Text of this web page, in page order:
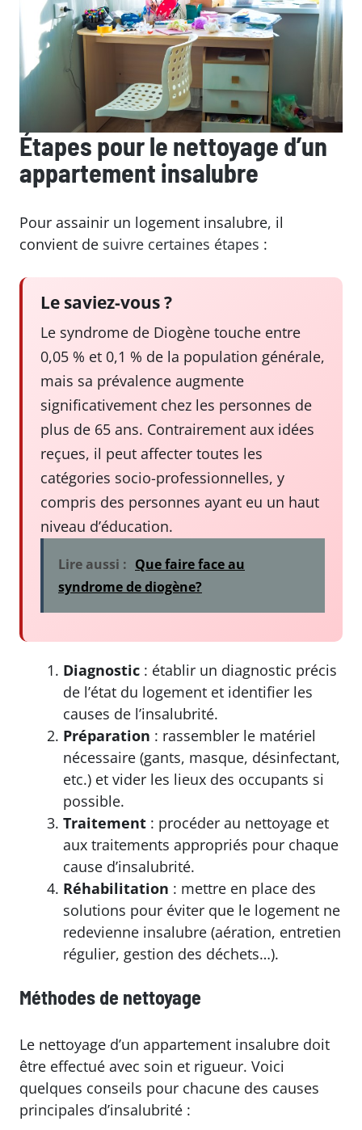
Étapes pour le nettoyage d’un
appartement insalubre
Pour assainir un logement insalubre, il
convient de suivre certaines étapes :
Le saviez-vous ?
Le syndrome de Diogène touche entre
0,05 % et 0,1 % de la population générale,
mais sa prévalence augmente
significativement chez les personnes de
plus de 65 ans. Contrairement aux idées
reçues, il peut affecter toutes les
catégories socio-professionnelles, y
compris des personnes ayant eu un haut
niveau d’éducation.
Lire aussi : Que faire face au
syndrome de diogène?
Diagnostic : établir un diagnostic précis
de l’état du logement et identifier les
causes de l’insalubrité.
Préparation : rassembler le matériel
nécessaire (gants, masque, désinfectant,
etc.) et vider les lieux des occupants si
possible.
Traitement : procéder au nettoyage et
aux traitements appropriés pour chaque
cause d’insalubrité.
Réhabilitation : mettre en place des
solutions pour éviter que le logement ne
redevienne insalubre (aération, entretien
régulier, gestion des déchets…).
Méthodes de nettoyage
Le nettoyage d’un appartement insalubre doit
être effectué avec soin et rigueur. Voici
quelques conseils pour chacune des causes
principales d’insalubrité :